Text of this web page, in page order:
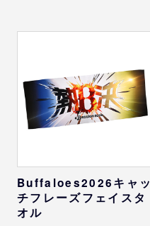
Buffaloes2026キャッ
チフレーズフェイスタ
オル